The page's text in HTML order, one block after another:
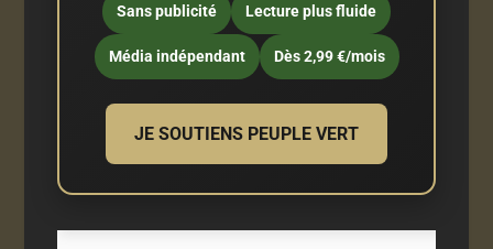
Sans publicité Lecture plus fluide
Média indépendant Dès 2,99 €/mois
JE SOUTIENS PEUPLE VERT